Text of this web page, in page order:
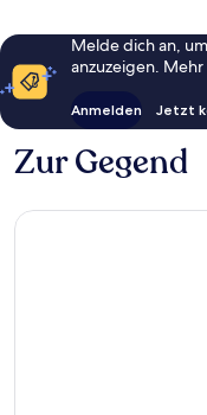
Melde dich an,
anzuzeigen.
Anmelden Jetzt
Zur Gegend